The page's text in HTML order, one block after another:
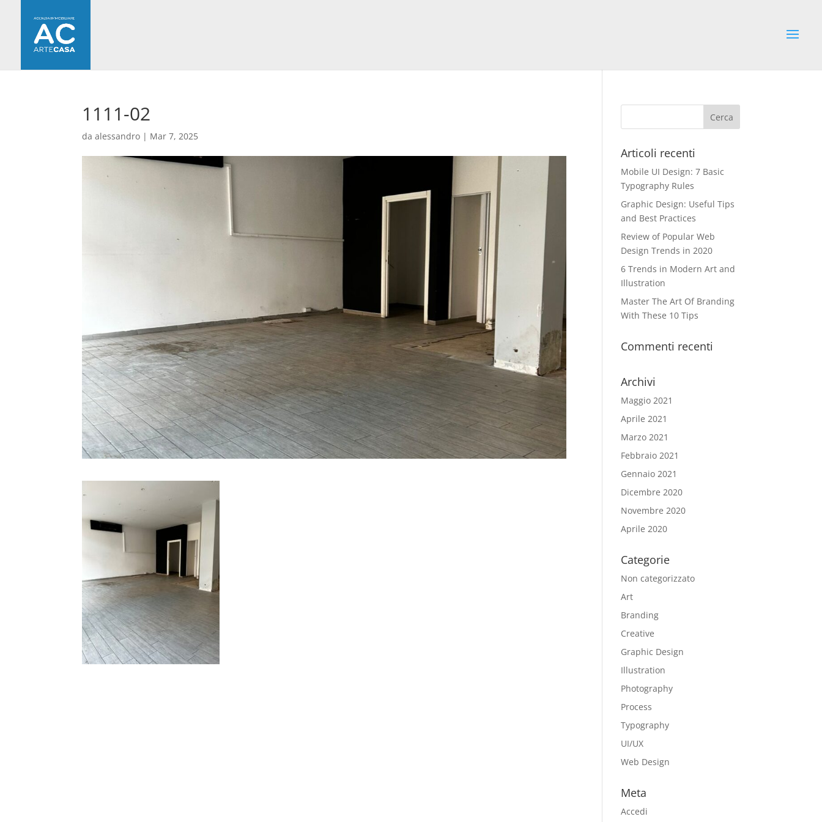
1111-02
daalessandro | Mar 7, 2025
Articoli recenti
Mobile UI Design: 7 Basic
Typography Rules
Graphic Design: Useful Tips
and Best Practices
Review of Popular Web
Design Trends in 2020
6 Trends in Modern Art and
Illustration
Master The Art Of Branding
With These 10 Tips
Commenti recenti
Archivi
Maggio 2021
Aprile 2021
Marzo 2021
Febbraio 2021
Gennaio 2021
Dicembre 2020
Novembre 2020
Aprile 2020
Categorie
Non categorizzato
Art
Branding
Creative
Graphic Design
Illustration
Photography
Process
Typography
UI/UX
Web Design
Meta
Accedi